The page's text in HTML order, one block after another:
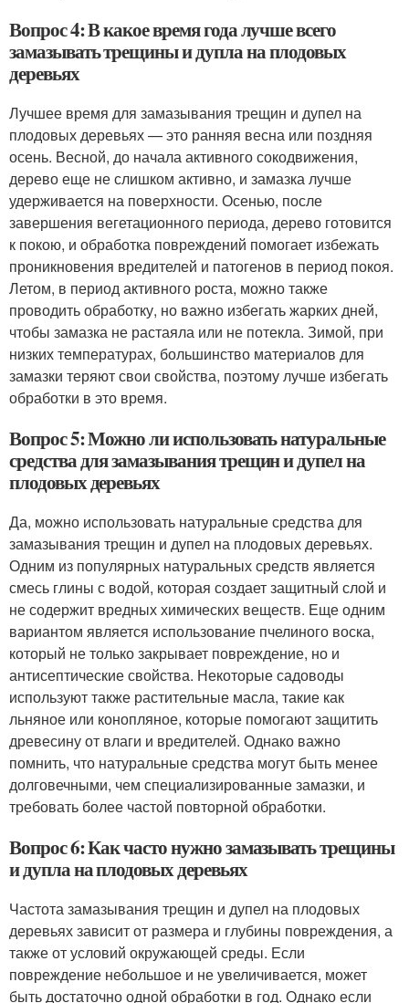
Вопрос 4: В какое время года лучше всего
замазывать трещины и дупла на плодовых
деревьях
Лучшее время для замазывания трещин и дупел на
плодовых деревьях — это ранняя весна или поздняя
осень. Весной, до начала активного сокодвижения,
дерево еще не слишком активно, и замазка лучше
удерживается на поверхности. Осенью, после
завершения вегетационного периода, дерево готовится
к покою, и обработка повреждений помогает избежать
проникновения вредителей и патогенов в период покоя.
Летом, в период активного роста, можно также
проводить обработку, но важно избегать жарких дней,
чтобы замазка не растаяла или не потекла. Зимой, при
низких температурах, большинство материалов для
замазки теряют свои свойства, поэтому лучше избегать
обработки в это время.
Вопрос 5: Можно ли использовать натуральные
средства для замазывания трещин и дупел на
плодовых деревьях
Да, можно использовать натуральные средства для
замазывания трещин и дупел на плодовых деревьях.
Одним из популярных натуральных средств является
смесь глины с водой, которая создает защитный слой и
не содержит вредных химических веществ. Еще одним
вариантом является использование пчелиного воска,
который не только закрывает повреждение, но и
антисептические свойства. Некоторые садоводы
используют также растительные масла, такие как
льняное или конопляное, которые помогают защитить
древесину от влаги и вредителей. Однако важно
помнить, что натуральные средства могут быть менее
долговечными, чем специализированные замазки, и
требовать более частой повторной обработки.
Вопрос 6: Как часто нужно замазывать трещины
и дупла на плодовых деревьях
Частота замазывания трещин и дупел на плодовых
деревьях зависит от размера и глубины повреждения, а
также от условий окружающей среды. Если
повреждение небольшое и не увеличивается, может
быть достаточно одной обработки в год. Однако если